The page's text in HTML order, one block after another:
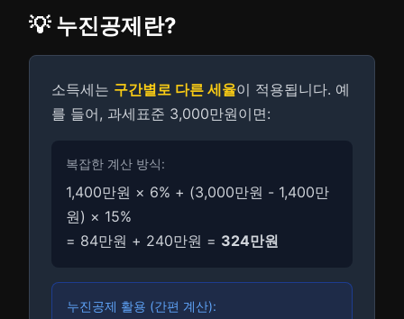
💡 누진공제란?
소득세는 구간별로 다른 세율이 적용됩니다. 예
를 들어, 과세표준 3,000만원이면:
복잡한 계산 방식:
1,400만원 × 6% + (3,000만원 - 1,400만
원) × 15%
= 84만원 + 240만원 = 324만원
누진공제 활용 (간편 계산):